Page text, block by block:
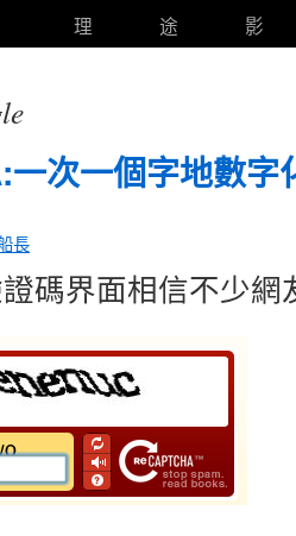
理
途
影
次一個字地數
長
碼界面相信不少網